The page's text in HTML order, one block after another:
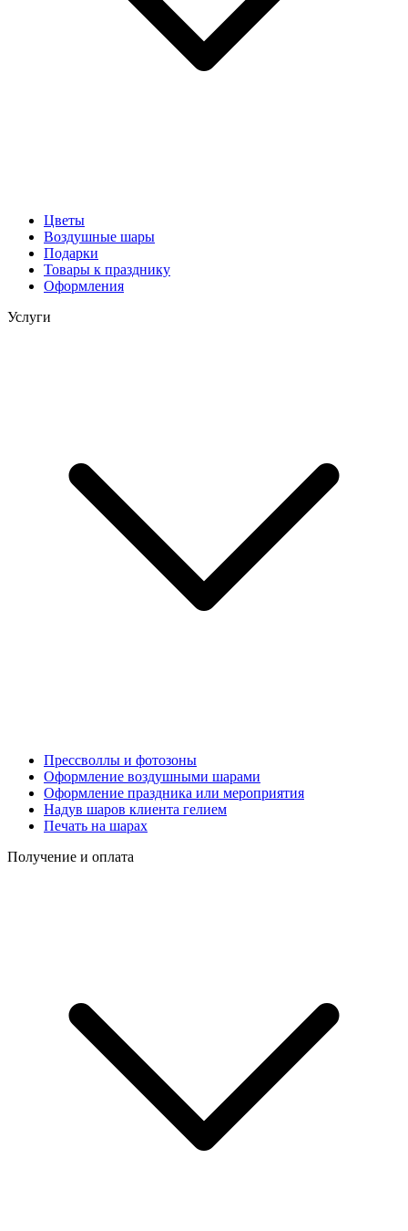
Цветы
Воздушные шары
Подарки
Товары к празднику
Оформления
Услуги
Прессволлы и фотозоны
Оформление воздушными шарами
Оформление праздника или мероприятия
Надув шаров клиента гелием
Печать на шарах
Получение и оплата